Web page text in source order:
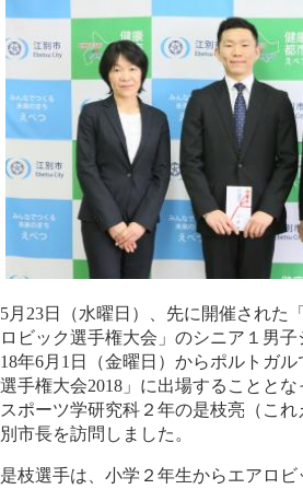
5月23日（水曜日）、先に開催された
ロビック選手権大会」のシニア１男
18年6月1日（金曜日）からポルトガ
選手権大会2018」に出場することと
スポーツ学研究科２年の是枝亮（こ
別市長を訪問しました。
是枝選手は、小学２年生からエアロ